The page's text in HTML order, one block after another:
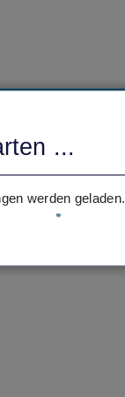
...
werden geladen.